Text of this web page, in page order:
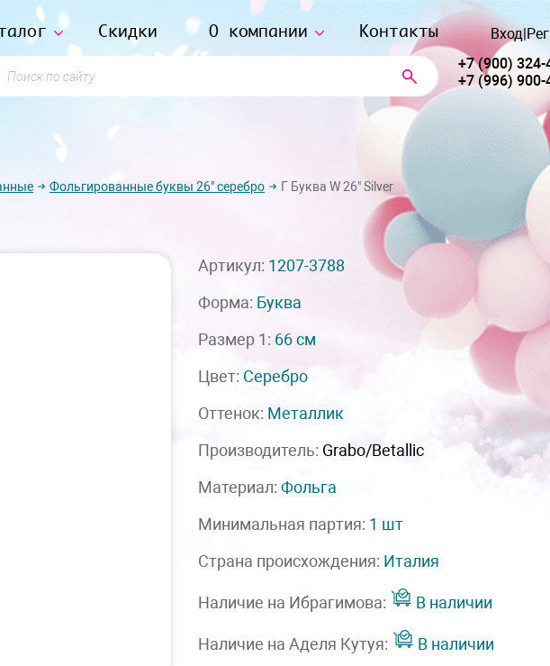
Скидки О компании Контакты
по сайту
Вход|
+7 (900) 324-
+7 (996) 900-
Фольгированные буквы 26" серебро Г Буква W 26" Silver
Артикул: 1207-3788
Форма: Буква
Размер 1: 66 см
Цвет: Серебро
Оттенок: Металлик
Производитель: Grabo/Betallic
Материал: Фольга
Минимальная партия: 1 шт
Страна происхождения: Италия
Наличие на Ибрагимова: В наличии
Наличие на Аделя Кутуя: В наличии